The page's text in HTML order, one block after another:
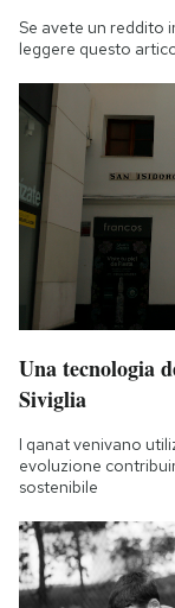
Se avete un reddito
leggere questo
Una tecnologia
Siviglia
I qanat venivano
evoluzione
sostenibile